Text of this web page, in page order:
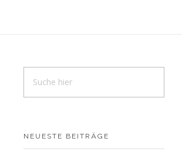
NEUESTE BEITRÄGE